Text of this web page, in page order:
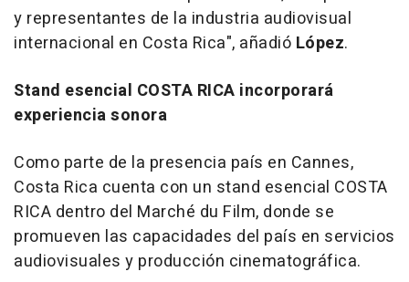
y representantes de la industria audiovisual
internacional en Costa Rica", añadió López.
Stand esencial COSTA RICA incorporará
experiencia sonora
Como parte de la presencia país en Cannes,
Costa Rica cuenta con un stand esencial COSTA
RICA dentro del Marché du Film, donde se
promueven las capacidades del país en servicios
audiovisuales y producción cinematográfica.